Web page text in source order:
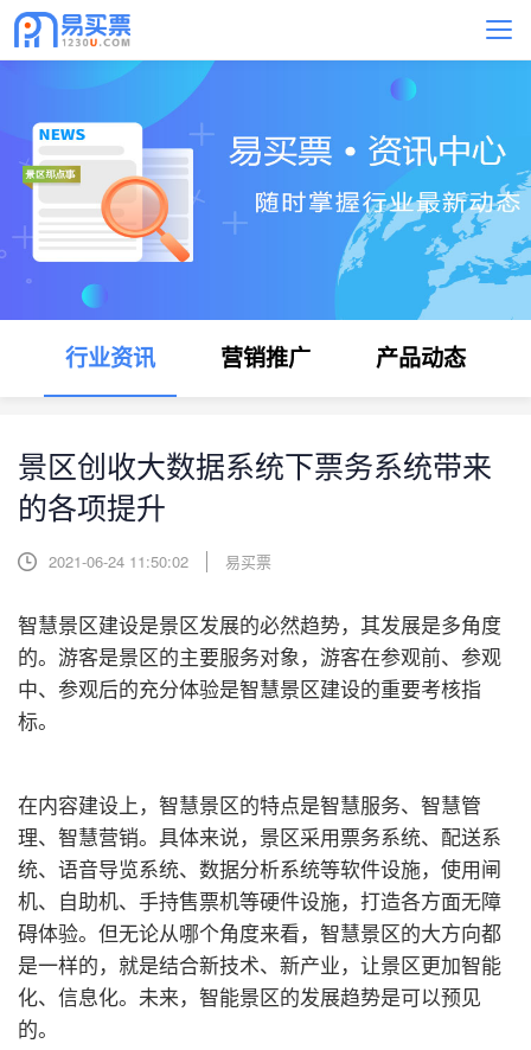
行业资讯 营销推广 产品动态
景区创收大数据系统下票务系统带来
的各项提升
2021-06-24 11:50:02 易买票
智慧景区建设是景区发展的必然趋势，其发展是多角度
的。游客是景区的主要服务对象，游客在参观前、参观
中、参观后的充分体验是智慧景区建设的重要考核指
标。
在内容建设上，智慧景区的特点是智慧服务、智慧管
理、智慧营销。具体来说，景区采用票务系统、配送系
统、语音导览系统、数据分析系统等软件设施，使用闸
机、自助机、手持售票机等硬件设施，打造各方面无障
碍体验。但无论从哪个角度来看，智慧景区的大方向都
是一样的，就是结合新技术、新产业，让景区更加智能
化、信息化。未来，智能景区的发展趋势是可以预见
的。